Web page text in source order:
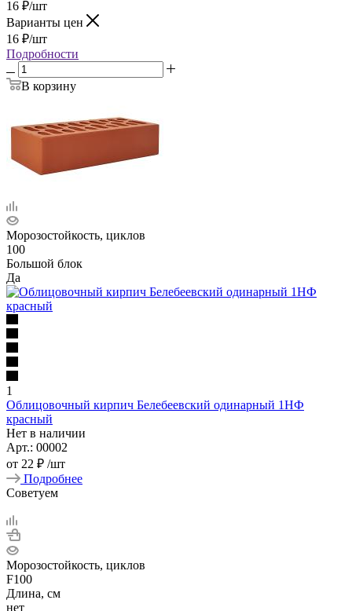
16 ₽/шт
Варианты цен
16 ₽/шт
Подробности
В корзину
Морозостойкость, циклов
100
Большой блок
Да
1
Облицовочный кирпич Белебеевский одинарный 1НФ
красный
Нет в наличии
Арт.: 00002
от 22 ₽ /шт
Подробнее
Советуем
Морозостойкость, циклов
F100
Длина, см
нет